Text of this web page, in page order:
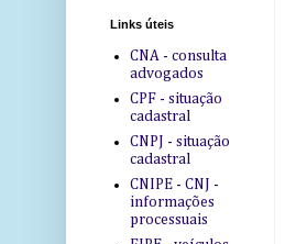
Links úteis
CNA - consulta
advogados
CPF - situação
cadastral
CNPJ - situação
cadastral
CNIPE - CNJ -
informações
processuais